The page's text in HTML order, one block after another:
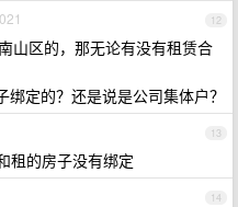
12
山区的，那无论有没有租赁合
定的？还是说是公司集体户？
13
租的房子没有绑定
14